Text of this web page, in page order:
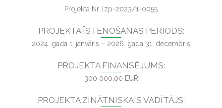
Projekta Nr. lzp-2023/1-0055
PROJEKTA ĪSTENOŠANAS PERIODS:
2024. gada 1. janvāris – 2026. gada 31. decembris
PROJEKTA FINANSĒJUMS:
300 000,00 EUR
PROJEKTA ZINĀTNISKAIS VADĪTĀJS: